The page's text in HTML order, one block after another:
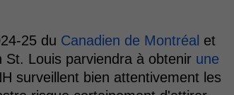
25 du Canadien de Montréal et
Louis parviendra à obtenir une
surveillent bien attentivement les